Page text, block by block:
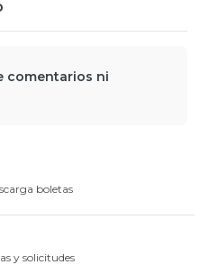
comentarios ni
boletas
y solicitudes